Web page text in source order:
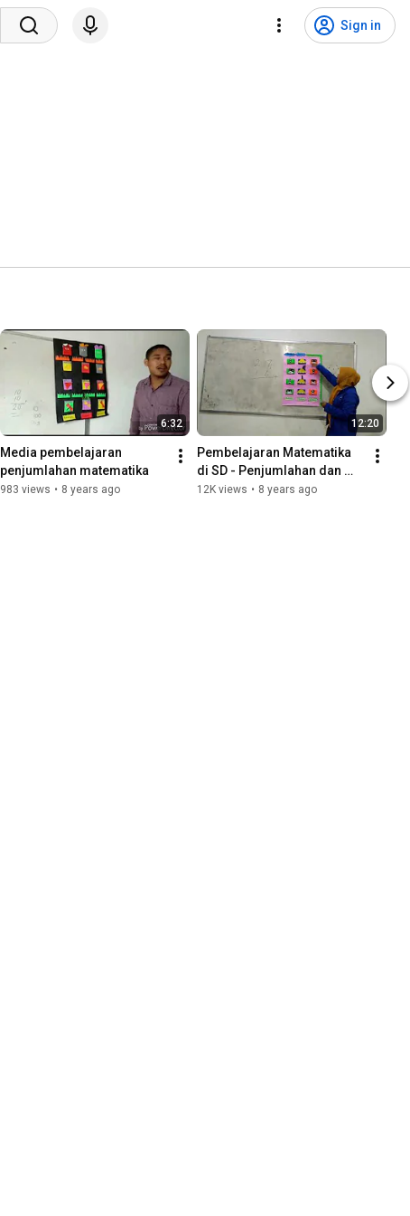
Sign in
6:32
Media pembelajaran
penjumlahan matematika
983 views • 8 years ago
12:20
Pembelajaran Matematika
di SD - Penjumlahan dan
Pengurangan
12K views • 8 years ago